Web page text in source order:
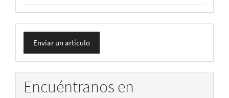
Enviar
un
artículo
Enviar un artículo
Encuéntranos en